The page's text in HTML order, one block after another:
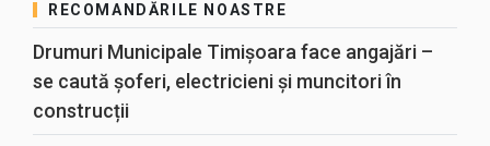
RECOMANDĂRILE NOASTRE
Drumuri Municipale Timișoara face angajări –
se caută șoferi, electricieni și muncitori în
construcții